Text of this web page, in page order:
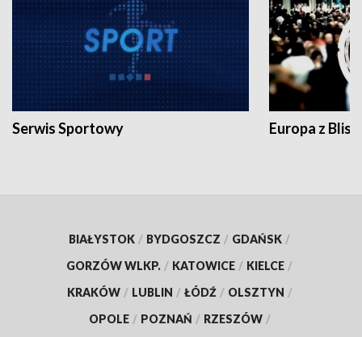
Serwis Sportowy Europa z
BIAŁYSTOK / BYDGOSZCZ / GDAŃSK /
GORZÓW WLKP. / KATOWICE / KIELCE /
KRAKÓW / LUBLIN / ŁÓDŹ / OLSZTYN /
OPOLE / POZNAŃ / RZESZÓW /